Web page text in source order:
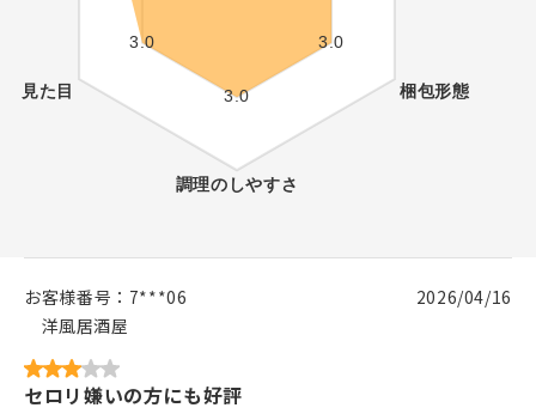
お客様番号： 7***06
洋風居酒屋
2026/04/16
セロリ嫌いの方にも好評